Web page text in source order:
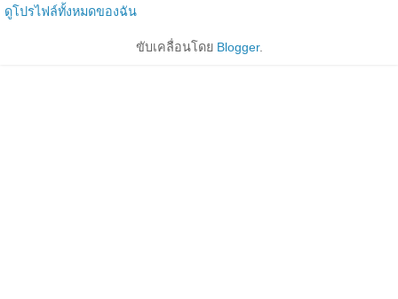
ดูโปรไฟล์ทั้งหมดของฉัน
ขับเคลื่อนโดย Blogger.